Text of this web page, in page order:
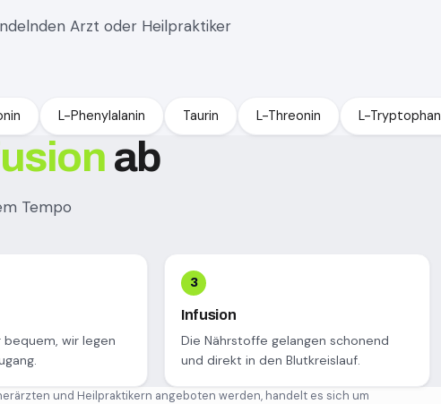
Arzt oder Heilpraktiker
L-Phenylalanin Taurin L-Threonin L-Tryptophan
ab
Tempo
wir legen
Infusion
Die Nährstoffe gelangen schonend
und direkt in den Blutkreislauf.
und Heilpraktikern angeboten werden, handelt es sich um